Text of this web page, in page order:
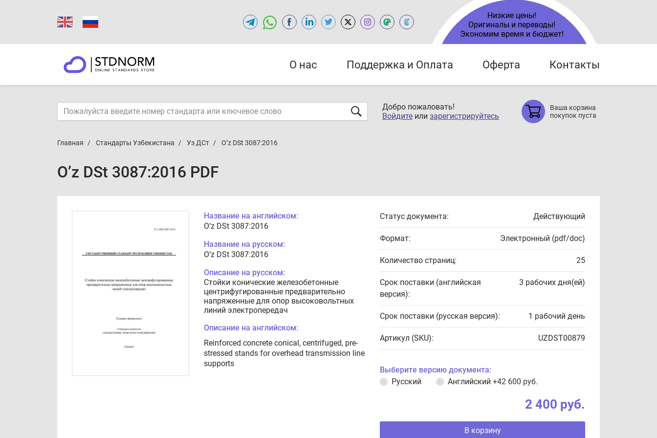
Низкие цены!
Оригиналы и переводы!
Экономим время и бюджет!
О нас Поддержка и Оплата Оферта Контакты
Добро пожаловать!
Войдите или зарегистрируйтесь
Ваша корзина
покупок пуста
Главная Стандарты Узбекистана Уз ДСт O’z DSt 3087:2016
O’z DSt 3087:2016 PDF
Название на английском:
O’z DSt 3087:2016
Название на русском:
O’z DSt 3087:2016
Описание на русском:
Стойки конические железобетонные
центрифугированные предварительно
напряженные для опор высоковольтных
линий электропередач
Описание на английском:
Reinforced concrete conical, centrifuged, pre-
stressed stands for overhead transmission line
supports
Статус документа: Действующий
Формат: Электронный (pdf/doc)
Количество страниц: 25
Срок поставки (английская
версия):
3 рабочих дня(ей)
Срок поставки (русская версия): 1 рабочий день
Артикул (SKU): UZDST00879
Выберите версию документа:
Русский
Английский +42 600 руб.
2 400 руб.
В корзину